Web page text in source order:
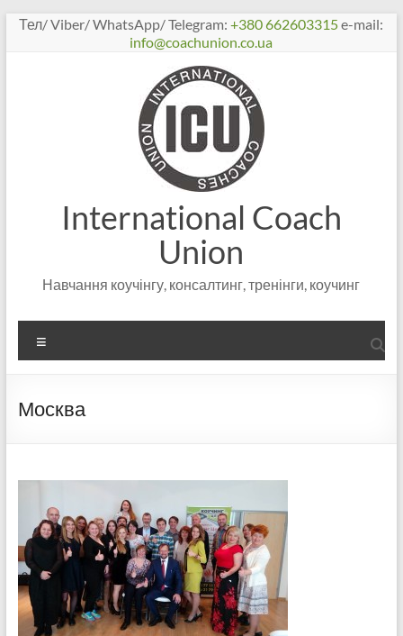
Перейти
Тел/ Viber/ WhatsApp/ Telegram:+380 662603315e-mail:
info@coachunion.co.ua
International Coach
Union
Навчання коучінгу, консалтинг, тренінги, коучинг
Москва